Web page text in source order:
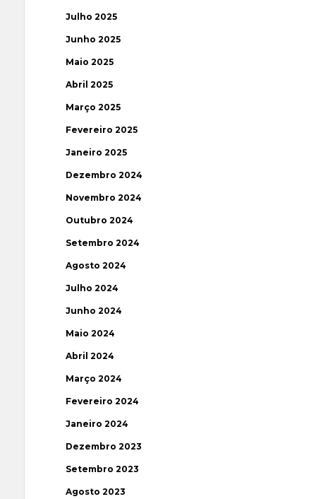
Julho 2025
Junho 2025
Maio 2025
Abril 2025
Março 2025
Fevereiro 2025
Janeiro 2025
Dezembro 2024
Novembro 2024
Outubro 2024
Setembro 2024
Agosto 2024
Julho 2024
Junho 2024
Maio 2024
Abril 2024
Março 2024
Fevereiro 2024
Janeiro 2024
Dezembro 2023
Setembro 2023
Agosto 2023